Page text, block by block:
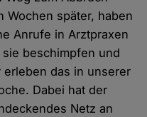
Wochen später, haben
Anrufe in Arztpraxen
beschimpfen und
das in unserer
Dabei hat der
Netz an